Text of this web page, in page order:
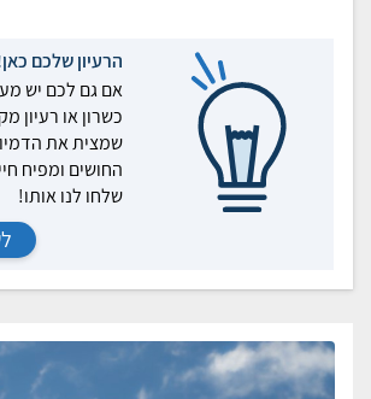
הרעיון שלכם
אם גם לכם יש
כשרון או רעיון
שמצית את
החושים ומפיח
שלחו לנו אותו!